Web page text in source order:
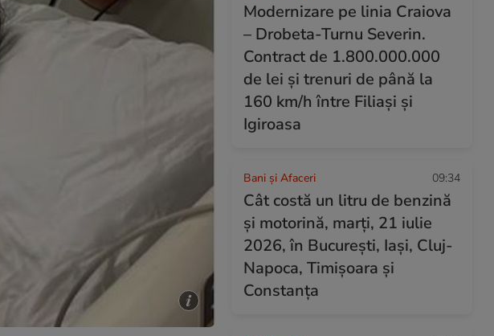
Modernizare pe linia Craiova
– Drobeta-Turnu Severin.
Contract de 1.800.000.000
de lei și trenuri de până la
160 km/h între Filiași și
Igiroasa
Bani și Afaceri 09:34
Cât costă un litru de benzină
și motorină, marți, 21 iulie
2026, în București, Iași, Cluj-
Napoca, Timișoara și
Constanța